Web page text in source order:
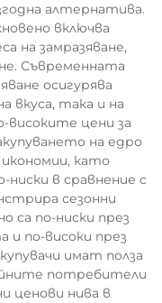
алтернатива.
включва
на замразяване,
Съвременната
осигурява
вкуса, така и на
високите цени за
на едро
като
ниски в сравнение с
сезонни
са по-ниски през
и по-високи през
имат полза
потребители
ценови нива в